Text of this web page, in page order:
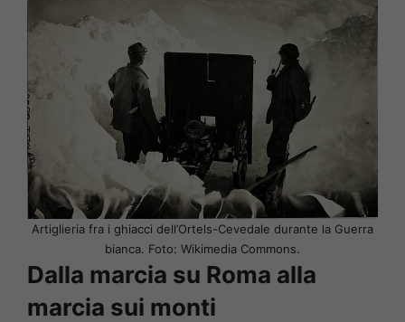
Artiglieria fra i ghiacci dell’Ortels-Cevedale durante la Guerra
bianca. Foto: Wikimedia Commons.
Dalla marcia su Roma alla
marcia sui monti